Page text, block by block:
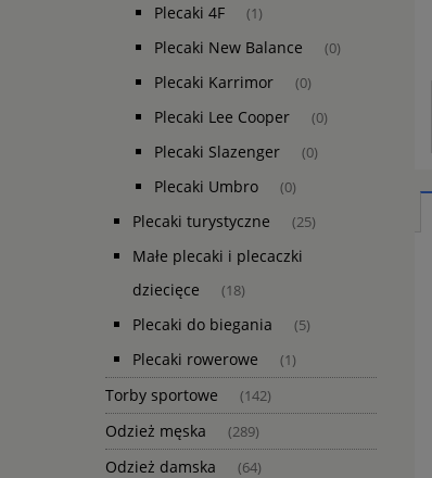
Plecaki 4F (1)
Plecaki New Balance (0)
Plecaki Karrimor (0)
Plecaki Lee Cooper (0)
Plecaki Slazenger (0)
Plecaki Umbro (0)
Plecaki turystyczne (25)
Małe plecaki i plecaczki
dziecięce
(18)
Plecaki do biegania (5)
Plecaki rowerowe (1)
Torby sportowe (142)
Odzież męska (289)
Odzież damska (64)